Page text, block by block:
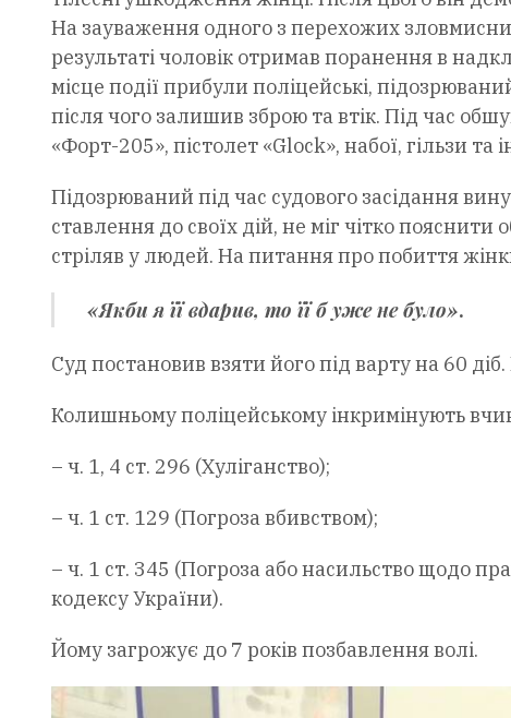
На зауваження одного з перехожих
результаті чоловік отримав поранення в
місце події прибули поліцейські,
після чого залишив зброю та втік. Під час
«Форт-205», пістолет «Glock», набої, гільзи
Підозрюваний під час судового засідання
ставлення до своїх дій, не міг чітко
стріляв у людей. На питання про побиття
«Якби я її вдарив, то її б уже не було».
Суд постановив взяти його під варту на 60
Колишньому поліцейському інкримінують
– ч. 1, 4 ст. 296 (Хуліганство);
– ч. 1 ст. 129 (Погроза вбивством);
– ч. 1 ст. 345 (Погроза або насильство щодо
кодексу України).
Йому загрожує до 7 років позбавлення волі.